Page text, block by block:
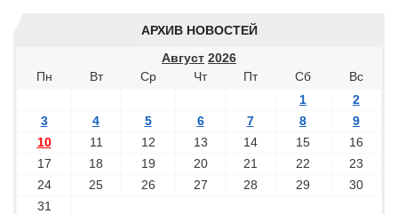
АРХИВ НОВОСТЕЙ
Август 2026
Пн
Вт Ср Чт Пт Сб
Вс
1
2
3
4 5 6 7 8
9
10
11 12 13 14 15
16
17
18 19 20 21 22
23
24
25 26 27 28 29
30
31